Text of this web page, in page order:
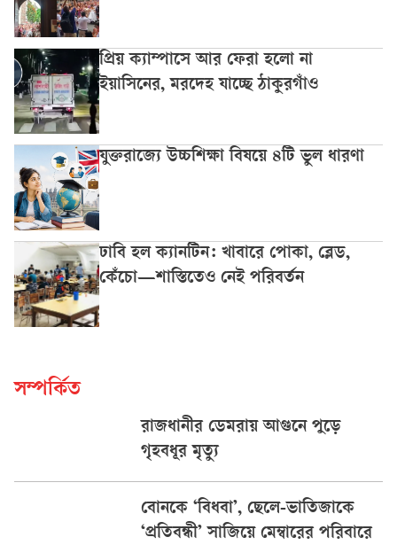
প্রিয় ক্যাম্পাসে আর ফেরা হলো না
ইয়াসিনের, মরদেহ যাচ্ছে ঠাকুরগাঁও
যুক্তরাজ্যে উচ্চশিক্ষা বিষয়ে ৪টি ভুল ধারণা
ঢাবি হল ক্যানটিন: খাবারে পোকা, ব্লেড,
কেঁচো—শাস্তিতেও নেই পরিবর্তন
সম্পর্কিত
রাজধানীর ডেমরায় আগুনে পুড়ে
গৃহবধূর মৃত্যু
বোনকে ‘বিধবা’, ছেলে-ভাতিজাকে
‘প্রতিবন্ধী’ সাজিয়ে মেম্বারের পরিবারে